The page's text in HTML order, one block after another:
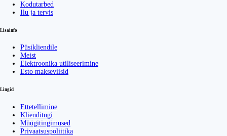
Kodutarbed
Ilu ja tervis
Lisainfo
Püsikliendile
Meist
Elektroonika utiliseerimine
Esto makseviisid
Lingid
Ettetellimine
Klienditugi
Müügitingimused
Privaatsuspoliitika